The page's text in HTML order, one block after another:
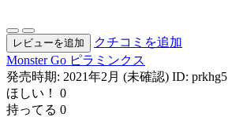
レビューを追加
クチコミを追加
Monster Go ピラミンクス
発売時期: 2021年2月 (未確認) ID: prkhg5
ほしい！
0
持ってる 0